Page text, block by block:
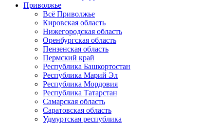
Приволжье
Всё Приволжье
Кировская область
Нижегородская область
Оренбургская область
Пензенская область
Пермский край
Республика Башкортостан
Республика Марий Эл
Республика Мордовия
Республика Татарстан
Самарская область
Саратовская область
Удмуртская республика